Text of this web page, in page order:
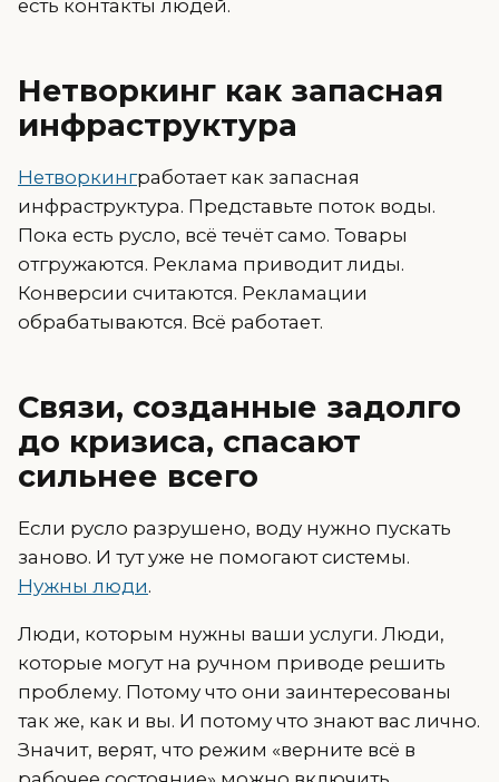
есть контакты людей.
Нетворкинг как запасная
инфраструктура
Нетворкингработает как запасная
инфраструктура. Представьте поток воды.
Пока есть русло, всё течёт само. Товары
отгружаются. Реклама приводит лиды.
Конверсии считаются. Рекламации
обрабатываются. Всё работает.
Cвязи, созданные задолго
до кризиса, спасают
сильнее всего
Если русло разрушено, воду нужно пускать
заново. И тут уже не помогают системы.
Нужны люди.
Люди, которым нужны ваши услуги. Люди,
которые могут на ручном приводе решить
проблему. Потому что они заинтересованы
так же, как и вы. И потому что знают вас лично.
Значит, верят, что режим «верните всё в